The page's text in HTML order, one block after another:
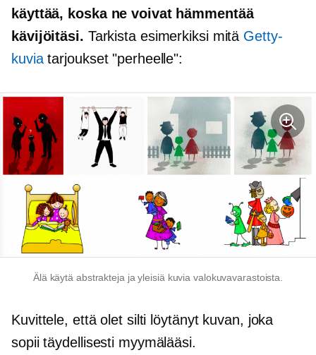
käyttää, koska ne voivat hämmentää
kävijöitäsi. Tarkista esimerkiksi mitä Getty-
kuviatarjoukset "perheelle":
Älä käytä abstrakteja ja yleisiä kuvia valokuvavarastoista.
Kuvittele, että olet silti löytänyt kuvan, joka
sopii täydellisesti myymälääsi.